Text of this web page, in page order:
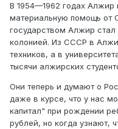
В 1954—1962 годах Алжир
материальную помощь от
государством Алжир стал
колонией. Из СССР в
техников, а в
тысячи алжирских
Они теперь и думают о
даже в курсе, что у нас
капитал" при рождении
рублей, но когда узнают,